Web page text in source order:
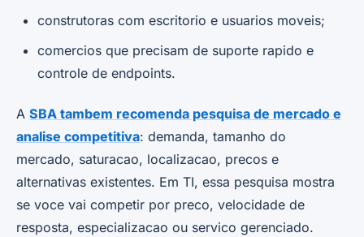
construtoras com escritorio e usuarios moveis;
comercios que precisam de suporte rapido e
controle de endpoints.
A SBA tambem recomenda pesquisa de mercado e
analise competitiva: demanda, tamanho do
mercado, saturacao, localizacao, precos e
alternativas existentes. Em TI, essa pesquisa mostra
se voce vai competir por preco, velocidade de
resposta, especializacao ou servico gerenciado.